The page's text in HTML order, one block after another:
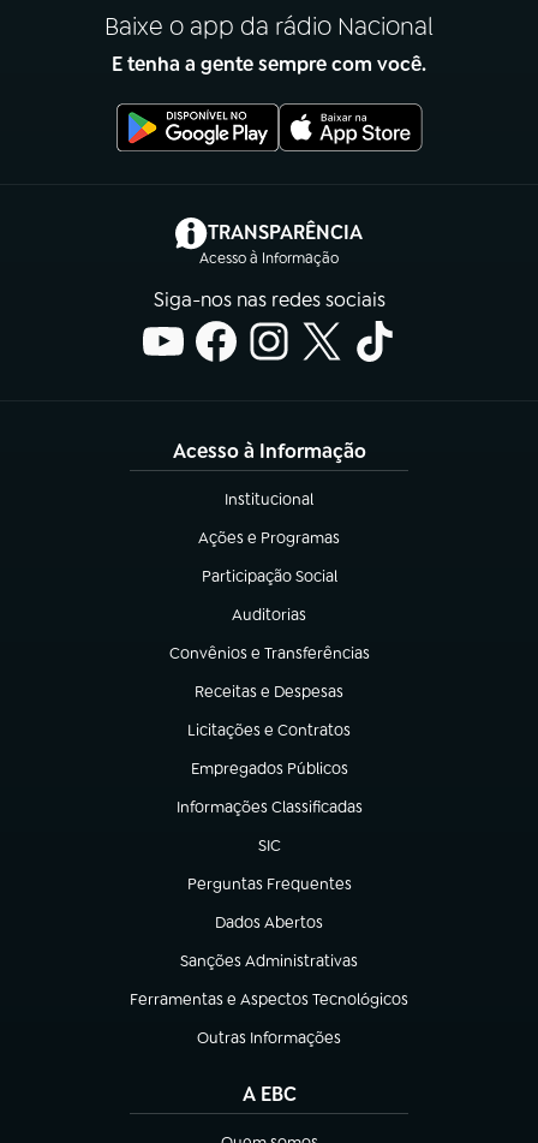
Baixe o app da rádio Nacional
E tenha a gente sempre com você.
TRANSPARÊNCIA
Acesso à Informação
(abre em nova aba)
Siga-nos nas redes sociais
Acesso à Informação
Institucional
(abre em nova aba)
Ações e Programas
(abre em nova aba)
Participação Social
(abre em nova aba)
Auditorias
(abre em nova aba)
Convênios e Transferências
(abre em nova aba)
Receitas e Despesas
(abre em nova aba)
Licitações e Contratos
(abre em nova aba)
Empregados Públicos
(abre em nova aba)
Informações Classificadas
(abre em nova aba)
SIC
(abre em nova aba)
Perguntas Frequentes
(abre em nova aba)
Dados Abertos
(abre em nova aba)
Sanções Administrativas
(abre em nova aba)
Ferramentas e Aspectos Tecnológicos
(abre em nova aba)
Outras Informações
(abre em nova aba)
A EBC